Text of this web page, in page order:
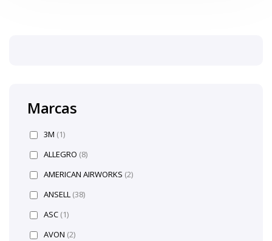
Marcas
3M (1)
ALLEGRO (8)
AMERICAN AIRWORKS (2)
ANSELL (38)
ASC (1)
AVON (2)